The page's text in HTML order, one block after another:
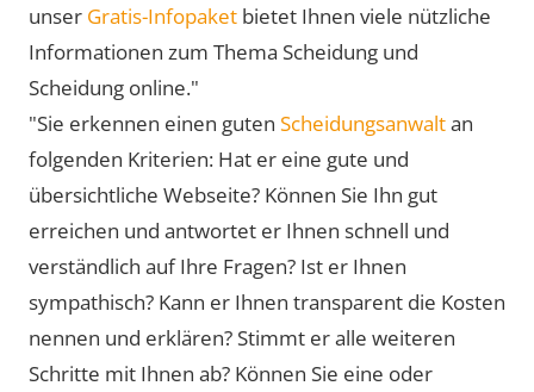
unser Gratis-Infopaket bietet Ihnen viele nützliche
Informationen zum Thema Scheidung und
Scheidung online."
"Sie erkennen einen guten Scheidungsanwaltan
folgenden Kriterien: Hat er eine gute und
übersichtliche Webseite? Können Sie Ihn gut
erreichen und antwortet er Ihnen schnell und
verständlich auf Ihre Fragen? Ist er Ihnen
sympathisch? Kann er Ihnen transparent die Kosten
nennen und erklären? Stimmt er alle weiteren
Schritte mit Ihnen ab? Können Sie eine oder